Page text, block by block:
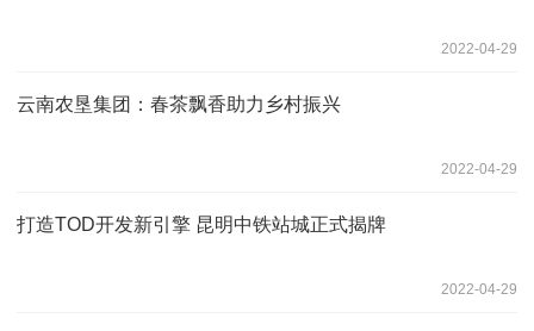
2022-04-29
云南农垦集团：春茶飘香助力乡村振兴
2022-04-29
打造TOD开发新引擎 昆明中铁站城正式揭牌
2022-04-29